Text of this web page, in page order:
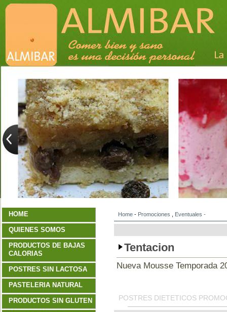
Home - Promociones Eventuales -
Tentacion
Nueva Mousse Temporada
POSTRES DIETETICOS
HOME
QUIENES SOMOS
PRODUCTOS DE BAJAS
CALORIAS
POSTRES SIN LACTOSA
PASTELERIA NATURAL
PRODUCTOS SIN GLUTEN